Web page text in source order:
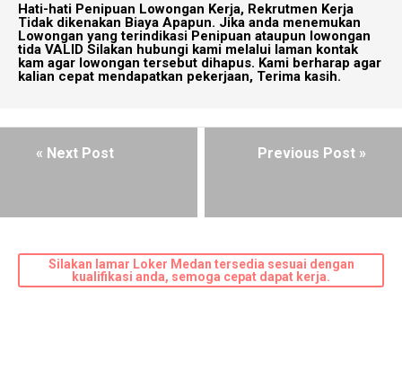
Hati-hati Penipuan Lowongan Kerja, Rekrutmen Kerja
Tidak dikenakan Biaya Apapun. Jika anda menemukan
Lowongan yang terindikasi Penipuan ataupun lowongan
tida VALID Silakan hubungi kami melalui laman kontak
kam agar lowongan tersebut dihapus. Kami berharap agar
kalian cepat mendapatkan pekerjaan, Terima kasih.
« Next Post Previous Post »
Silakan lamar Loker Medan tersedia sesuai dengan
kualifikasi anda, semoga cepat dapat kerja.